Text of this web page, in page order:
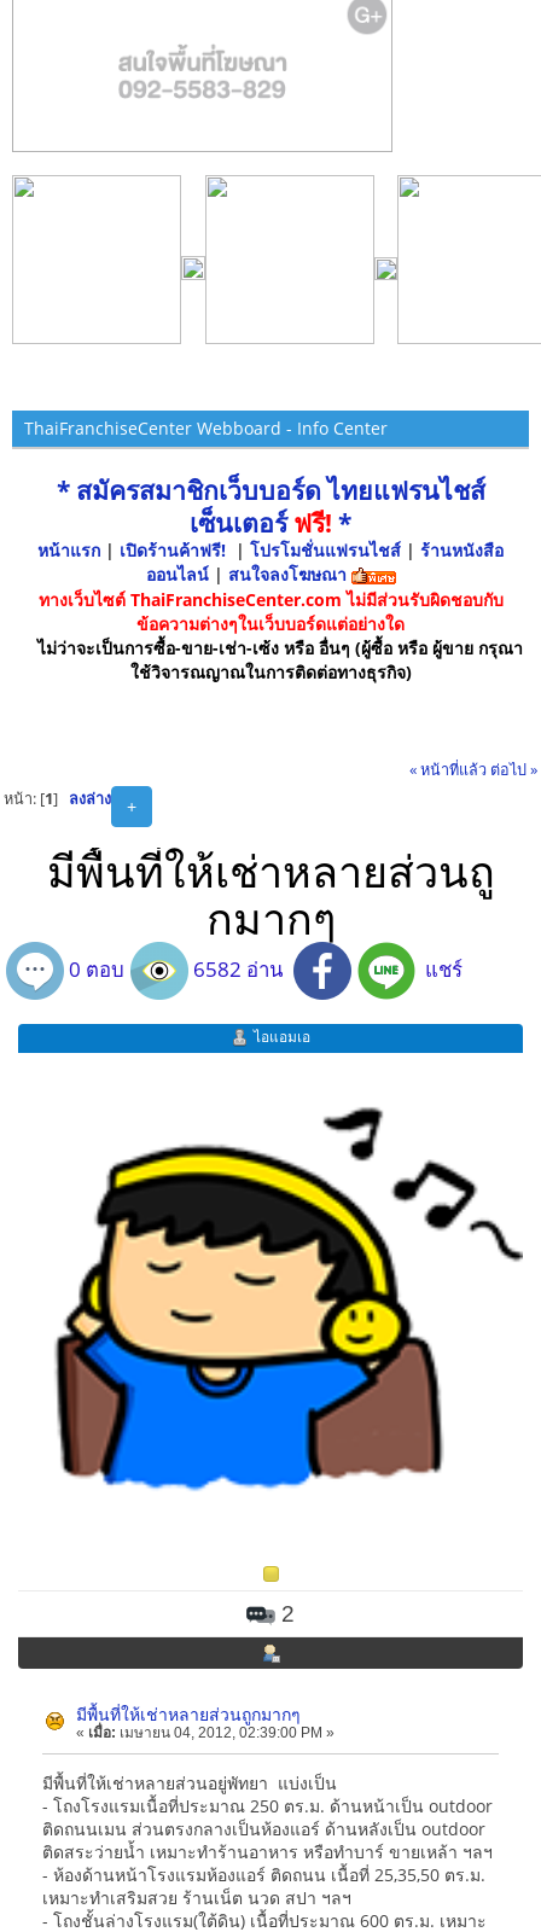
ThaiFranchiseCenter Webboard - Info Center
* สมัครสมาชิกเว็บบอร์ด ไทยแฟรนไชส์
เซ็นเตอร์ฟรี! *
หน้าแรก | เปิดร้านค้าฟรี! | โปรโมชั่นแฟรนไชส์ | ร้านหนังสือ
ออนไลน์ | สนใจลงโฆษณา
ทางเว็บไซต์ ThaiFranchiseCenter.com ไม่มีส่วนรับผิดชอบกับ
ข้อความต่างๆในเว็บบอร์ดแต่อย่างใด
ไม่ว่าจะเป็นการซื้อ-ขาย-เช่า-เซ้ง หรือ อื่นๆ (ผู้ซื้อ หรือ ผู้ขาย กรุณา
ใช้วิจารณญาณในการติดต่อทางธุรกิจ)
« หน้าที่แล้ว ต่อไป »
+
หน้า: [1] ลงล่าง
มีพื้นที่ให้เช่าหลายส่วนถู
กมากๆ
0 ตอบ 6582 อ่าน แชร์
ไอแอมเอ
2
มีพื้นที่ให้เช่าหลายส่วนถูกมากๆ
« เมื่อ: เมษายน 04, 2012, 02:39:00 PM »
มีพื้นที่ให้เช่าหลายส่วนอยู่พัทยา แบ่งเป็น
- โถงโรงแรมเนื้อที่ประมาณ 250 ตร.ม. ด้านหน้าเป็น outdoor
ติดถนนเมน ส่วนตรงกลางเป็นห้องแอร์ ด้านหลังเป็น outdoor
ติดสระว่ายน้ำ เหมาะทำร้านอาหาร หรือทำบาร์ ขายเหล้า ฯลฯ
- ห้องด้านหน้าโรงแรมห้องแอร์ ติดถนน เนื้อที่ 25,35,50 ตร.ม.
เหมาะทำเสริมสวย ร้านเน็ต นวด สปา ฯลฯ
- โถงชั้นล่างโรงแรม(ใต้ดิน) เนื้อที่ประมาณ 600 ตร.ม. เหมาะ